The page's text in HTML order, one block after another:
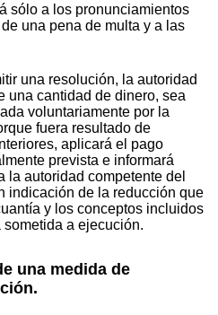
sólo a los pronunciamientos
una pena de multa y a las
una resolución, la autoridad
una cantidad de dinero, sea
voluntariamente por la
fuera resultado de
aplicará el pago
prevista e informará
la autoridad competente del
indicación de la reducción que
y los conceptos incluidos
a ejecución.
una medida de